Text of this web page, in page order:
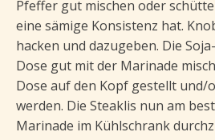
Pfeffer gut mischen oder
eine sämige Konsistenz hat.
hacken und dazugeben. Die
Dose gut mit der Marinade
Dose auf den Kopf gestellt und/
werden. Die Steaklis nun am
Marinade im Kühlschrank